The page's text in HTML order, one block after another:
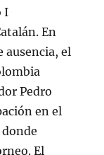
I
En
ausencia, el
Pedro
en el
El